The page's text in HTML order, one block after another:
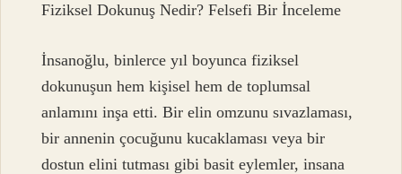
Fiziksel Dokunuş Nedir? Felsefi Bir İnceleme
İnsanoğlu, binlerce yıl boyunca fiziksel
dokunuşun hem kişisel hem de toplumsal
anlamını inşa etti. Bir elin omzunu sıvazlaması,
bir annenin çocuğunu kucaklaması veya bir
dostun elini tutması gibi basit eylemler, insana